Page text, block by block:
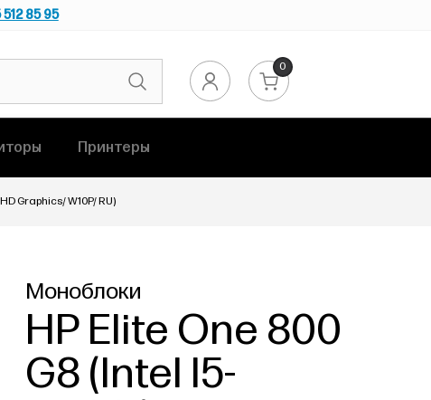
85 95
0
Принтеры
Graphics/ W10P/ RU)
Моноблоки
HP Elite One 800
G8 (Intel I5-